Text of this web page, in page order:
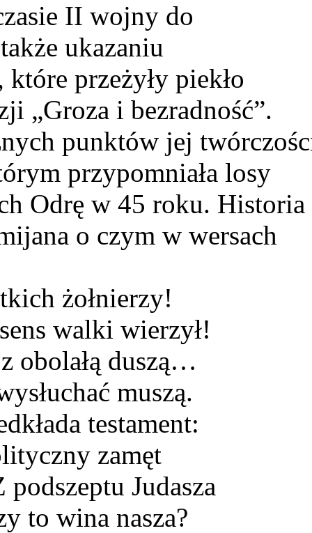
II wojny do
ukazaniu
przeżyły piekło
„Groza i bezradność”.
punktów jej
przypomniała losy
Odrę w 45 roku. Historia
o czym w wersach
żołnierzy!
walki wierzył!
obolałą duszą…
muszą.
testament:
zamęt
podszeptu Judasza
to wina nasza?